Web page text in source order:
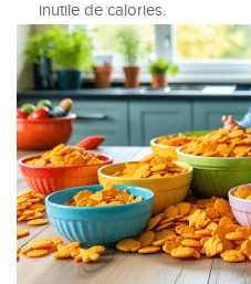
inutile de calories.